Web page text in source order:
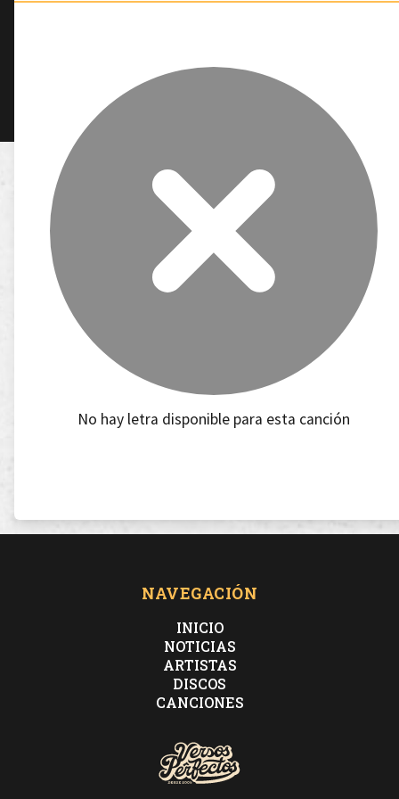
No hay letra disponible para esta canción
NAVEGACIÓN
INICIO
NOTICIAS
ARTISTAS
DISCOS
CANCIONES